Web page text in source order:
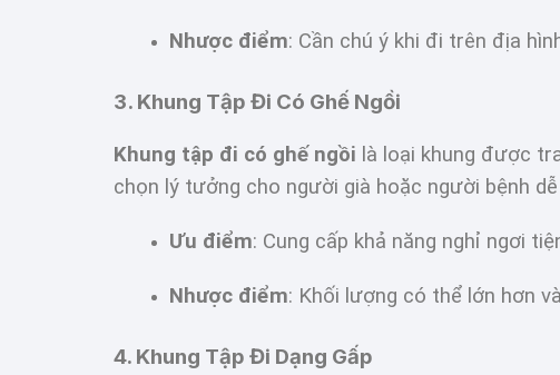
Nhược điểm: Cần chú ý khi đi trên địa
3. Khung Tập Đi Có Ghế Ngồi
Khung tập đi có ghế ngồi là loại khung được
chọn lý tưởng cho người già hoặc người bệnh
Ưu điểm: Cung cấp khả năng nghỉ ngơi
Nhược điểm: Khối lượng có thể lớn hơn
4. Khung Tập Đi Dạng Gấp